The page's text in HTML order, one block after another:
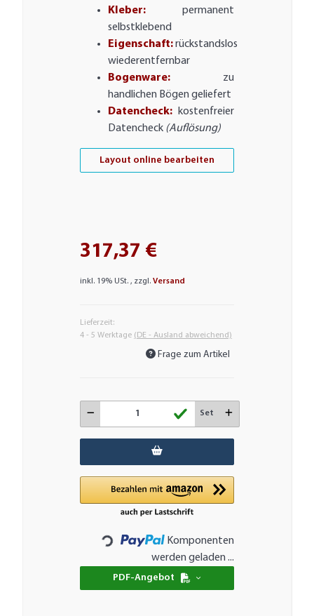
Kleber: permanent
selbstklebend
Eigenschaft:rückstandslos
wiederentfernbar
Bogenware: zu
handlichen Bögen geliefert
Datencheck: kostenfreier
Datencheck (Auflösung)
Layout online bearbeiten
317,37 €
inkl. 19% USt. , zzgl.Versand
Lieferzeit:
4 - 5 Werktage (DE - Ausland abweichend)
Frage zum Artikel
Set
Loading...
Komponenten
werden geladen ...
PDF-Angebot